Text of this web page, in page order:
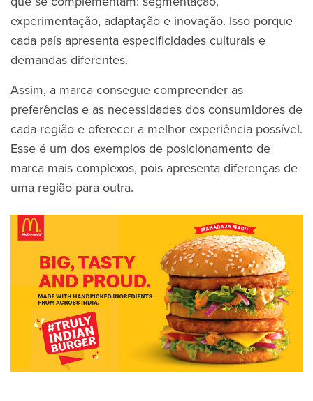
experimentação, adaptação e inovação. Isso porque
cada país apresenta especificidades culturais e
demandas diferentes.
Assim, a marca consegue compreender as
preferências e as necessidades dos consumidores de
cada região e oferecer a melhor experiência possível.
Esse é um dos exemplos de posicionamento de
marca mais complexos, pois apresenta diferenças de
uma região para outra.